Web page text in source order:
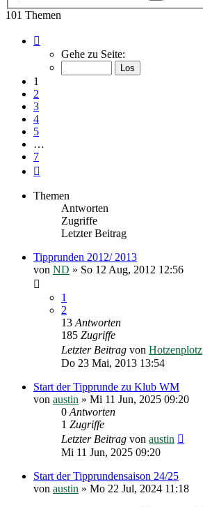
101 Themen
von
Gehe zu Seite:
1
2
3
4
5
…
7
Themen
Antworten
Zugriffe
Letzter Beitrag
Tipprunden 2012/ 2013
von ND » So 12 Aug, 2012 12:56
1
2
13Antworten
185 Zugriffe
Letzter Beitrag von Hotzenplotz
Do 23 Mai, 2013 13:54
Start der Tipprunde zu Klub WM
von austin » Mi 11 Jun, 2025 09:20
0Antworten
1 Zugriffe
Letzter Beitrag von austin
Mi 11 Jun, 2025 09:20
Start der Tipprundensaison 24/25
von austin » Mo 22 Jul, 2024 11:18